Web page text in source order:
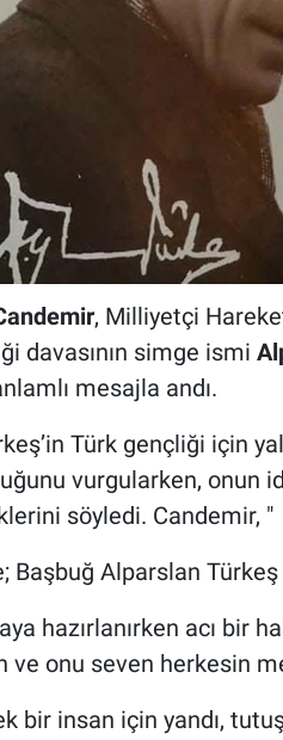
, Milliyetçi
davasının simge ismi
mesajla andı.
Türk gençliği için
vurgularken, onun
söyledi. Candemir, "
Alparslan Türkeş
hazırlanırken acı bir
ve onu seven herkesin
bir insan için yandı,